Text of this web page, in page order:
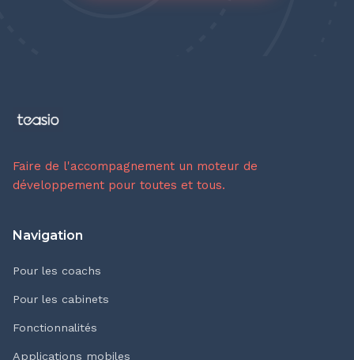
Faire de l'accompagnement un moteur de
développement pour toutes et tous.
Navigation
Pour les coachs
Pour les cabinets
Fonctionnalités
Applications mobiles